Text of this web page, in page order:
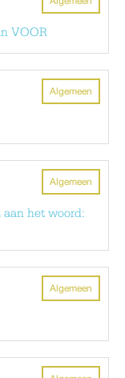
VOOR
Algemeen
Algemeen
het woord:
Algemeen